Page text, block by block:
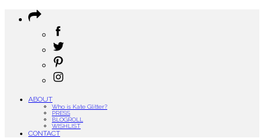
ABOUT
Who is Kate Glitter?
PRESS
BLOGROLL
WISHLIST
CONTACT